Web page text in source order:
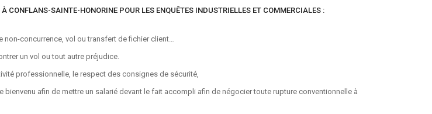
CONFLANS-SAINTE-HONORINE POUR LES ENQUÊTES INDUSTRIELLES ET COMMERCIALES :
non-concurrence, vol ou transfert de fichier client…
un vol ou tout autre préjudice.
professionnelle, le respect des consignes de sécurité,
afin de mettre un salarié devant le fait accompli afin de négocier toute rupture conventionnelle à